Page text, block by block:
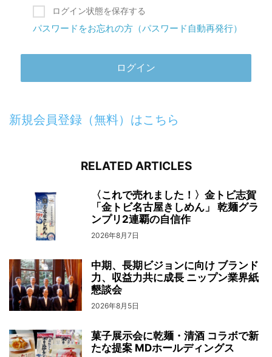
ログイン状態を保存する
パスワードをお忘れの方（パスワード自動再発行）
新規会員登録（無料）はこちら
RELATED ARTICLES
〈これで売れました！〉金トビ志賀
「金トビ名古屋きしめん」 乾麺グラ
ンプリ2連覇の自信作
2026年8月7日
中期、長期ビジョンに向け ブランド
力、収益力共に成長 ニップン業界紙
懇談会
2026年8月5日
菓子展示会に乾麺・清酒 コラボで新
たな提案 MDホールディングス